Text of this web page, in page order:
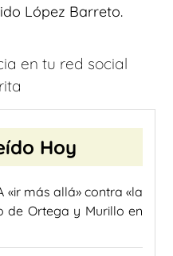
López Barreto.
en tu red social
Hoy
«ir más allá» contra «la
de Ortega y Murillo en